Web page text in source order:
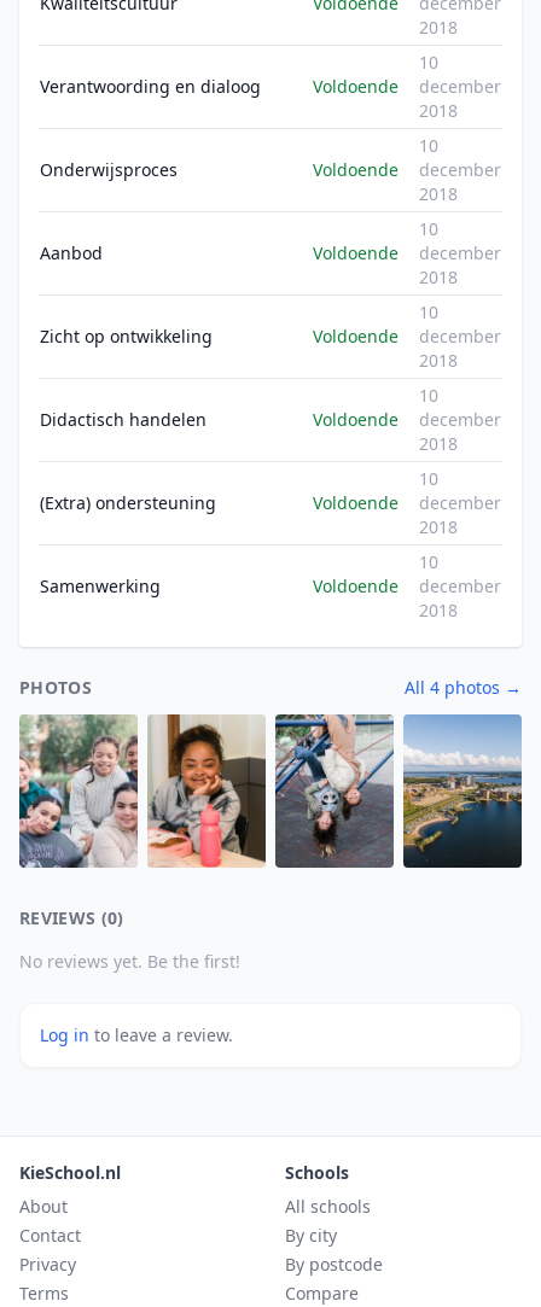
2018
Verantwoording en dialoog Voldoende
10
december
2018
Onderwijsproces Voldoende
10
december
2018
Aanbod Voldoende
10
december
2018
Zicht op ontwikkeling Voldoende
10
december
2018
Didactisch handelen Voldoende
10
december
2018
(Extra) ondersteuning Voldoende
10
december
2018
Samenwerking Voldoende
10
december
2018
PHOTOS All 4 photos →
REVIEWS (0)
No reviews yet. Be the first!
Log in to leave a review.
KieSchool.nl
About
Contact
Privacy
Terms
Schools
All schools
By city
By postcode
Compare